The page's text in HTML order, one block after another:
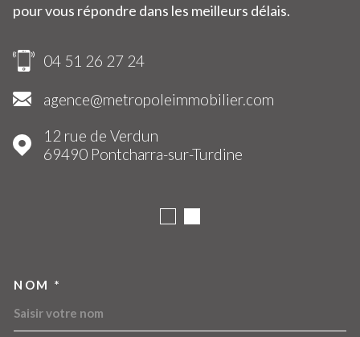
pour vous répondre dans les meilleurs délais.
04 51 26 27 24
agence@metropoleimmobilier.com
12 rue de Verdun
69490
Pontcharra-sur-Turdine
NOM *